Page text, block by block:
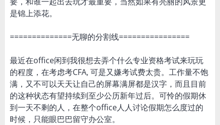
是锦上添花。
==============无聊的分割线================
最近在office闲到我很想去弄个什么专业资格考试来玩玩
的程度，在考虑考CFA, 可是又嫌考试费太贵。工作量不饱
满，又不可以天天让自己的屏幕满屏都是汉字，而且目前
的这种状态有望持续到至少公历新年过后。可怜的假期休
到一天不剩的人，在整个office人人讨论假期怎么度过的
时候，只能眼巴巴留守办公室。